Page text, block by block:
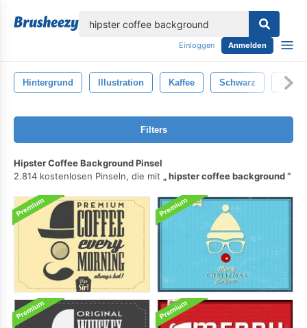
Einloggen Anmelden
Hintergrund Illustration Kaffee Schwarz
Filters
Hipster Coffee Background Pinsel
2.814 kostenlosen Pinseln, die mit
hipster coffee background